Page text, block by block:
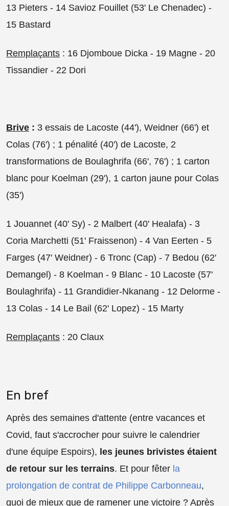
13 Pieters - 14 Savioz Fouillet (53' Le Chenadec) -
15 Bastard
Remplaçants : 16 Djomboue Dicka - 19 Magne - 20
Tissandier - 22 Dori
Brive : 3 essais de Lacoste (44'), Weidner (66') et
Colas (76') ; 1 pénalité (40') de Lacoste, 2
transformations de Boulaghrifa (66', 76') ; 1 carton
blanc pour Koelman (29'), 1 carton jaune pour Colas
(35')
1 Jouannet (40' Sy) - 2 Malbert (40' Healafa) - 3
Coria Marchetti (51' Fraissenon) - 4 Van Eerten - 5
Farges (47' Weidner) - 6 Tronc (Cap) - 7 Bedou (62'
Demangel) - 8 Koelman - 9 Blanc - 10 Lacoste (57'
Boulaghrifa) - 11 Grandidier-Nkanang - 12 Delorme -
13 Colas - 14 Le Bail (62' Lopez) - 15 Marty
Remplaçants : 20 Claux
En bref
Après des semaines d'attente (entre vacances et
Covid, faut s'accrocher pour suivre le calendrier
d'une équipe Espoirs), les jeunes brivistes étaient
de retour sur les terrains. Et pour fêter la
prolongation de contrat de Philippe Carbonneau,
quoi de mieux que de ramener une victoire ? Après